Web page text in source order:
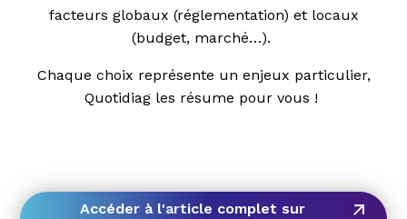
facteurs globaux (réglementation) et locaux
(budget, marché…).
Chaque choix représente un enjeux particulier,
Quotidiag les résume pour vous !
Accéder à l'article complet sur